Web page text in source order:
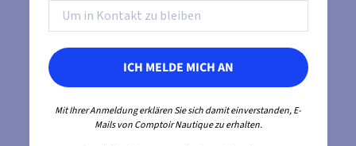
ICH MELDE MICH AN
Mit Ihrer Anmeldung erklären Sie sich damit einverstanden, E-
Mails von Comptoir Nautique zu erhalten.